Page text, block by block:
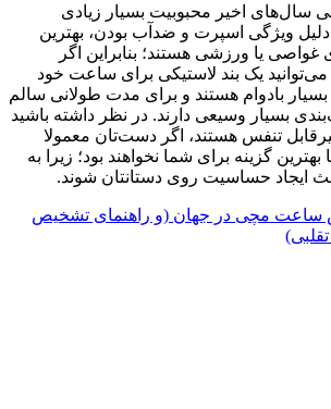
سال‌های اخیر محبوبیت بسیار زیادی
دلیل ویژگی اسپرت و ضدآب بودن، بهترین
یا ورزشی هستند؛ بنابراین اگر
می‌توانید یک بند لاستیکی برای ساعت خود
بسیار بادوام هستند و برای مدت طولانی سالم
بسیار وسیعی دارند. در نظر داشته باشید
تنفس هستند، اگر دست‌تان معمولا
گزینه برای شما نخواهند بود؛ زیرا به
ایجاد حساسیت روی دستانتان شوند.
ساعت مچی در جهان (و راهنمای تشخیص